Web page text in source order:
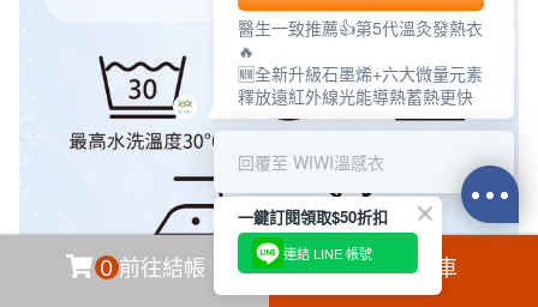
0 前往結帳 加入購物車
醫生一致推薦👍第5代溫灸發熱衣
🔥
🆕全新升級石墨烯+六大微量元素
釋放遠紅外線光能導熱蓄熱更快
回覆至 WIWI溫感衣
一鍵訂閱領取$50折扣
連結 LINE 帳號